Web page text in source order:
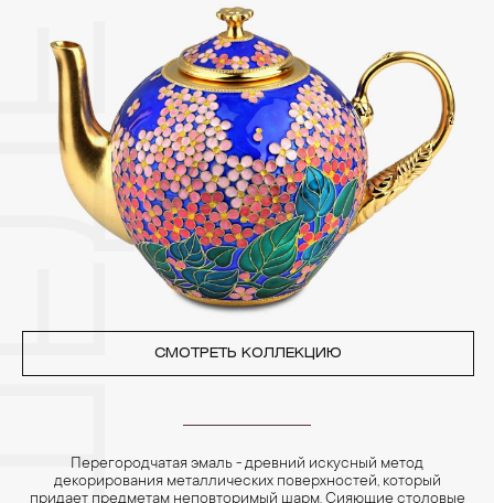
3. Ни в коем случае не храните украшения в ванной комнате.
Особенно беречь от воздействия влаги, необходимо
позолоченные изделия. Также высокую влажность плохо
переносят жемчуг, бирюза, малахит и янтарь.
4. Специалисты обычно рекомендуют чистить украшения не
реже одного раза в месяц, а также регулярно протирать их
фланелевой или замшевой салфеткой.
СМОТРЕТЬ КОЛЛЕКЦИЮ
Перегородчатая эмаль - древний искусный метод
декорирования металлических поверхностей, который